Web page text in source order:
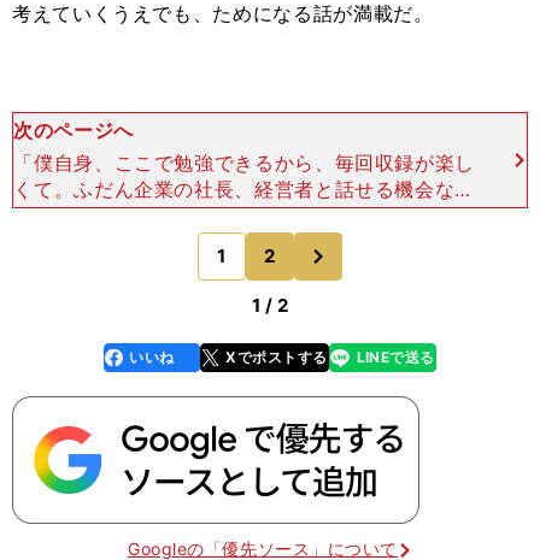
考えていくうえでも、ためになる話が満載だ。
次のページへ
「僕自身、ここで勉強できるから、毎回収録が楽し
くて。ふだん企業の社長、経営者と話せる機会なん
て、なかなかないですからね。ふつうセミナーなど
でお金払って話を聞きにいくものですよ。それがお
金もらって、経営
1 2
1 / 2
faceboo
k
いいね Xでポストする
line LINEで送る
Googleの「優先ソース」について